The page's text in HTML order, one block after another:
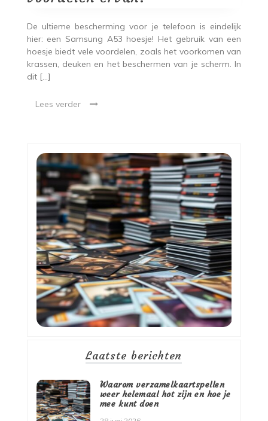
De ultieme bescherming voor je telefoon is eindelijk
hier: een Samsung A53 hoesje! Het gebruik van een
hoesje biedt vele voordelen, zoals het voorkomen van
krassen, deuken en het beschermen van je scherm. In
dit […]
Lees verder
Laatste berichten
Waarom verzamelkaartspellen
weer helemaal hot zijn en hoe je
mee kunt doen